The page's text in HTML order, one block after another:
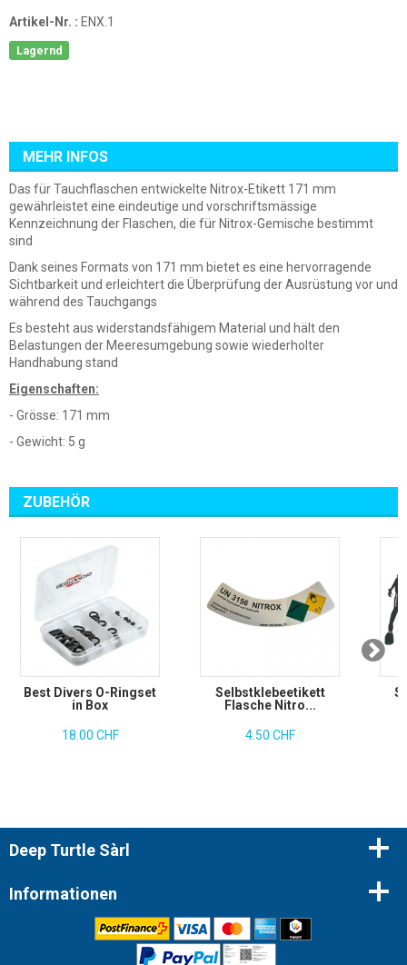
Artikel-Nr. : ENX.1
Lagernd
MEHR INFOS
Das für Tauchflaschen entwickelte Nitrox-Etikett 171 mm
gewährleistet eine eindeutige und vorschriftsmässige
Kennzeichnung der Flaschen, die für Nitrox-Gemische bestimmt
sind
Dank seines Formats von 171 mm bietet es eine hervorragende
Sichtbarkeit und erleichtert die Überprüfung der Ausrüstung vor und
während des Tauchgangs
Es besteht aus widerstandsfähigem Material und hält den
Belastungen der Meeresumgebung sowie wiederholter
Handhabung stand
Eigenschaften:
- Grösse: 171 mm
- Gewicht: 5 g
ZUBEHÖR
Best Divers O-Ringset
in Box
18.00 CHF
Selbstklebeetikett
Flasche Nitro...
4.50 CHF
Deep Turtle Sàrl
Informationen